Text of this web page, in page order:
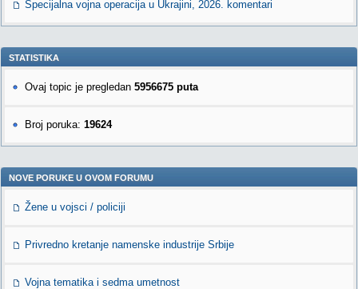
Specijalna vojna operacija u Ukrajini, 2026. komentari
STATISTIKA
Ovaj topic je pregledan 5956675 puta
Broj poruka: 19624
NOVE PORUKE U OVOM FORUMU
Žene u vojsci / policiji
Privredno kretanje namenske industrije Srbije
Vojna tematika i sedma umetnost